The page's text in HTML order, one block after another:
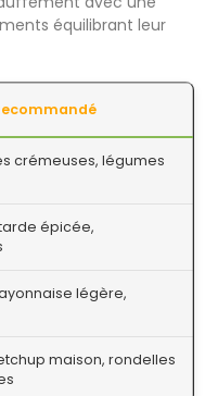
équilibrant leur
crémeuses, légumes
épicée,
légère,
maison, rondelles